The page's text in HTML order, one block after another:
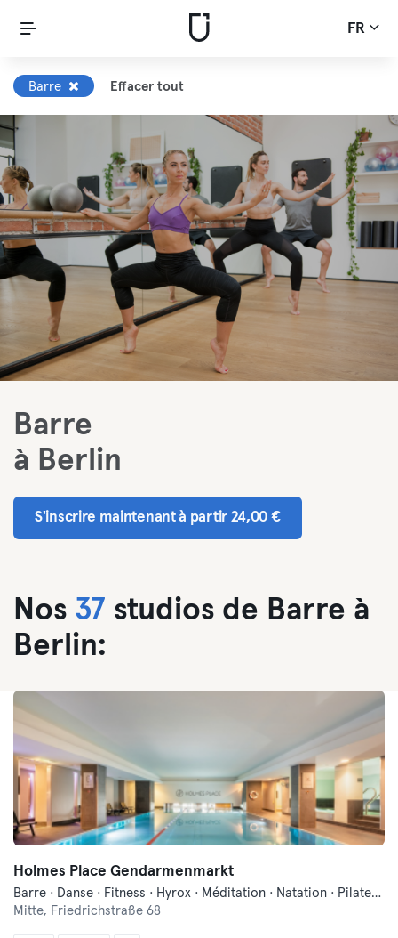
FR
Barre Effacer tout
Barre
à Berlin
S'inscrire maintenant à partir 24,00 €
Nos 37 studios de Barre à
Berlin:
Holmes Place Gendarmenmarkt
Barre · Danse · Fitness · Hyrox · Méditation · Natation · Pilates · Qi Gong et Tai Chi · Sauna · Yoga
Mitte, Friedrichstraße 68